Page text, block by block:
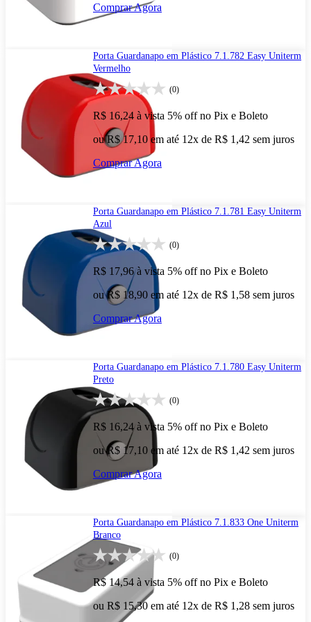
Comprar Agora
Porta Guardanapo em Plástico 7.1.782 Easy Uniterm
Vermelho
(0)
R$ 16,24 à vista 5% off no Pix e Boleto
ou R$ 17,10 em até 12x de R$ 1,42 sem juros
Comprar Agora
Porta Guardanapo em Plástico 7.1.781 Easy Uniterm
Azul
(0)
R$ 17,96 à vista 5% off no Pix e Boleto
ou R$ 18,90 em até 12x de R$ 1,58 sem juros
Comprar Agora
Porta Guardanapo em Plástico 7.1.780 Easy Uniterm
Preto
(0)
R$ 16,24 à vista 5% off no Pix e Boleto
ou R$ 17,10 em até 12x de R$ 1,42 sem juros
Comprar Agora
Porta Guardanapo em Plástico 7.1.833 One Uniterm
Branco
(0)
R$ 14,54 à vista 5% off no Pix e Boleto
ou R$ 15,30 em até 12x de R$ 1,28 sem juros